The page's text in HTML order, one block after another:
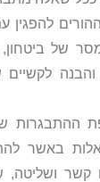
להפגין
של ביטחון,
לקשיים
ההתבגרות
באשר
ושליטה,